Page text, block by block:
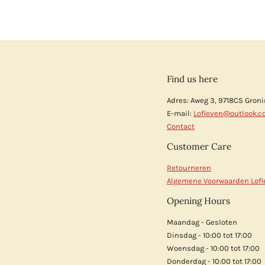
Find us here
Adres: Aweg 3, 9718CS
E-mail:
Contact
Customer Care
Retourneren
Algemene Voorwaarden
Opening Hours
Maandag - Gesloten
Dinsdag - 10:00 tot 17:00
Woensdag - 10:00 tot 17:00
Donderdag - 10:00 tot 17:00